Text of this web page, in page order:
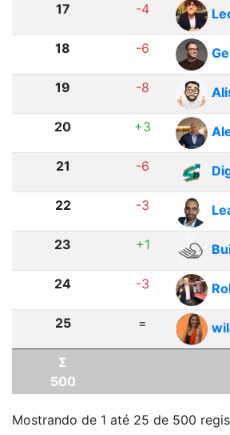
17 -4
18 -6
19 -8
20 +3
21 -6
22 -3
23 +1
24 -3
25 =
Σ
500
Mostrando de 1 até 25 de 500